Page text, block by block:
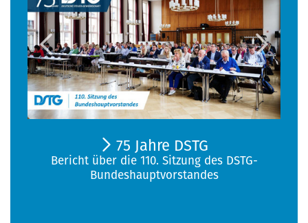
Bericht über die 110. Sitzung des DSTG-
Bundeshauptvorstandes
75 Jahre DSTG